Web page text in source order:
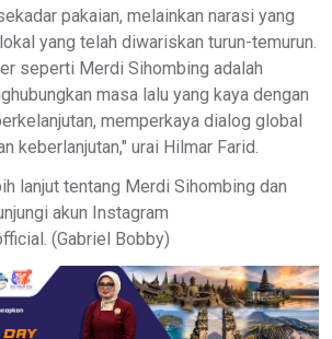
pakaian, melainkan narasi yang
yang telah diwariskan turun-temurun.
seperti Merdi Sihombing adalah
masa lalu yang kaya dengan
memperkaya dialog global
keberlanjutan," urai Hilmar Farid.
lanjut tentang Merdi Sihombing dan
akun Instagram
(Gabriel Bobby)